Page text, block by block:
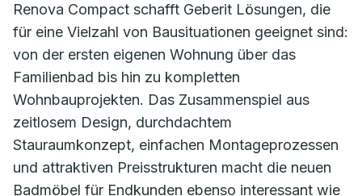
Renova Compact schafft Geberit Lösungen, die
für eine Vielzahl von Bausituationen geeignet sind:
von der ersten eigenen Wohnung über das
Familienbad bis hin zu kompletten
Wohnbauprojekten. Das Zusammenspiel aus
zeitlosem Design, durchdachtem
Stauraumkonzept, einfachen Montageprozessen
und attraktiven Preisstrukturen macht die neuen
Badmöbel für Endkunden ebenso interessant wie